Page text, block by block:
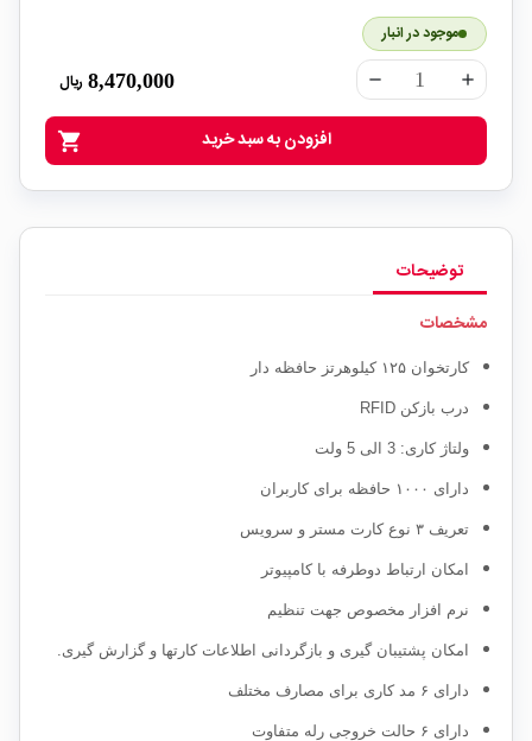
موجود در انبار
remove add
8,470,000 ریال
shopping_cart افزودن به سبد خرید
توضیحات
مشخصات
کارتخوان ۱۲۵ کیلوهرتز حافظه دار
درب بازکن RFID
ولتاژ کاری: 3 الی 5 ولت
دارای ۱۰۰۰ حافظه برای کاربران
تعریف ۳ نوع کارت مستر و سرویس
امکان ارتباط دوطرفه با کامپیوتر
نرم افزار مخصوص جهت تنظیم
امکان پشتیبان گیری و بازگردانی اطلاعات کارتها و گزارش گیری.
دارای ۶ مد کاری برای مصارف مختلف
دارای ۶ حالت خروجی رله متفاوت